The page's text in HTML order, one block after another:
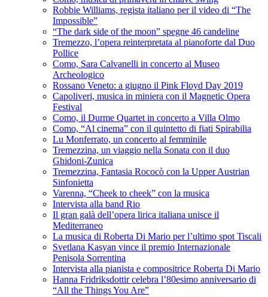
Robbie Williams, regista italiano per il video di “The
Impossible”
“The dark side of the moon” spegne 46 candeline
Tremezzo, l’opera reinterpretata al pianoforte dal Duo
Pollice
Como, Sara Calvanelli in concerto al Museo
Archeologico
Rossano Veneto: a giugno il Pink Floyd Day 2019
Capoliveri, musica in miniera con il Magnetic Opera
Festival
Como, il Durme Quartet in concerto a Villa Olmo
Como, “Al cinema” con il quintetto di fiati Spirabilia
Lu Monferrato, un concerto al femminile
Tremezzina, un viaggio nella Sonata con il duo
Ghidoni-Zunica
Tremezzina, Fantasia Rococò con la Upper Austrian
Sinfonietta
Varenna, “Cheek to cheek” con la musica
Intervista alla band Rio
Il gran galà dell’opera lirica italiana unisce il
Mediterraneo
La musica di Roberta Di Mario per l’ultimo spot Tiscali
Svetlana Kasyan vince il premio Internazionale
Penisola Sorrentina
Intervista alla pianista e compositrice Roberta Di Mario
Hanna Fridriksdottir celebra l’80esimo anniversario di
“All the Things You Are”